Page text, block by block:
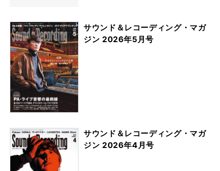
サウンド＆レコーディング・マガ
ジン 2026年5月号
サウンド＆レコーディング・マガ
ジン 2026年4月号